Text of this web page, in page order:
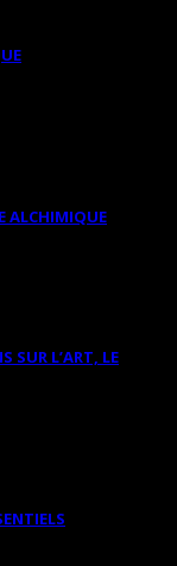
ALCHIMIQUE
SUR L’ART, LE